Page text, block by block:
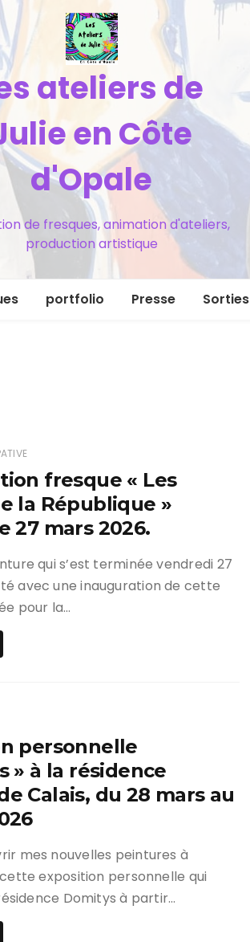
ateliers de
en Côte
d'Opale
de fresques, animation d'ateliers,
production artistique
portfolio Presse Sorties
fresque « Les
la République »
27 mars 2026.
qui s’est terminée vendredi 27
avec une inauguration de cette
pour la…
personnelle
» à la résidence
Calais, du 28 mars au
mes nouvelles peintures à
exposition personnelle qui
Domitys à partir…